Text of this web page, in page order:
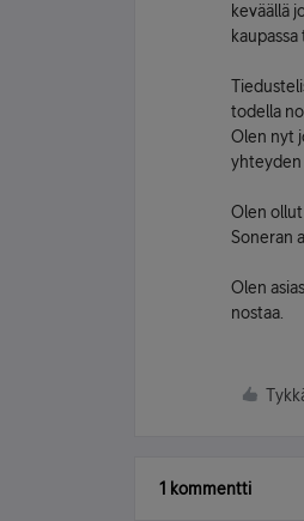
keväällä
todella
Olen nyt
yhteyden
Olen
Soneran
Olen
nostaa.
1 kommentti